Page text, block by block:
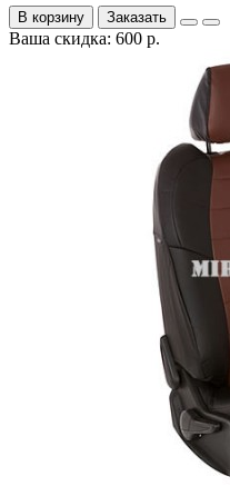
В корзину Заказать
Ваша скидка: 600 р.